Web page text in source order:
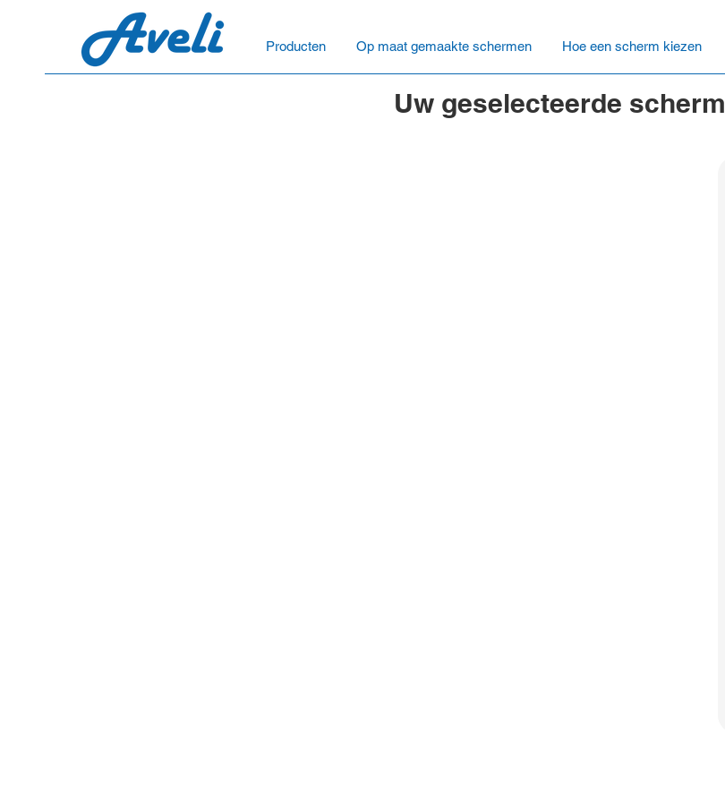
Producten Op maat gemaakte schermen Hoe een scherm kiezen
Uw geselecteerde scherm